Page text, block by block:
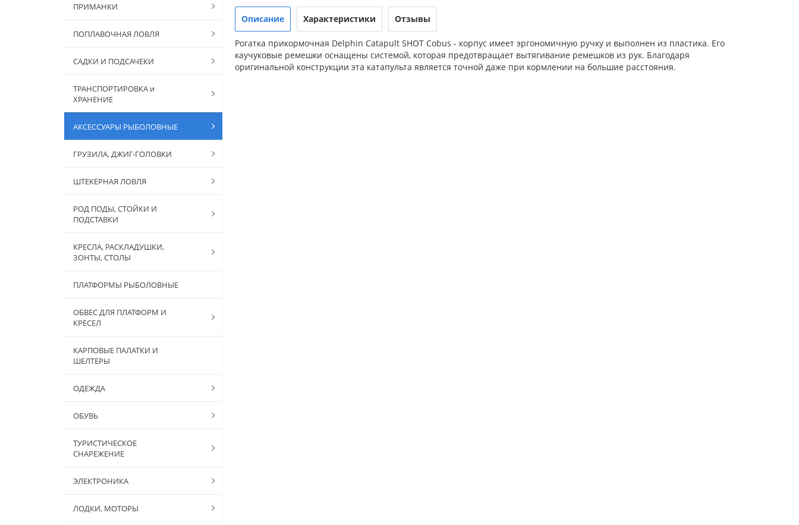
ПРИМАНКИ
ПОПЛАВОЧНАЯ ЛОВЛЯ
САДКИ И ПОДСАЧЕКИ
ТРАНСПОРТИРОВКА и
ХРАНЕНИЕ
АКСЕССУАРЫ РЫБОЛОВНЫЕ
ГРУЗИЛА, ДЖИГ-ГОЛОВКИ
ШТЕКЕРНАЯ ЛОВЛЯ
РОД ПОДЫ, СТОЙКИ И
ПОДСТАВКИ
КРЕСЛА, РАСКЛАДУШКИ,
ЗОНТЫ, СТОЛЫ
ПЛАТФОРМЫ РЫБОЛОВНЫЕ
ОБВЕС ДЛЯ ПЛАТФОРМ И
КРЕСЕЛ
КАРПОВЫЕ ПАЛАТКИ И
ШЕЛТЕРЫ
ОДЕЖДА
ОБУВЬ
ТУРИСТИЧЕСКОЕ
СНАРЕЖЕНИЕ
ЭЛЕКТРОНИКА
ЛОДКИ, МОТОРЫ
Описание Характеристики Отзывы
Рогатка прикормочная Delphin Catapult SHOT Cobus - корпус имеет эргономичную ручку и выполнен из пластика. Его
каучуковые ремешки оснащены системой, которая предотвращает вытягивание ремешков из рук. Благодаря
оригинальной конструкции эта катапульта является точной даже при кормлении на большие расстояния.